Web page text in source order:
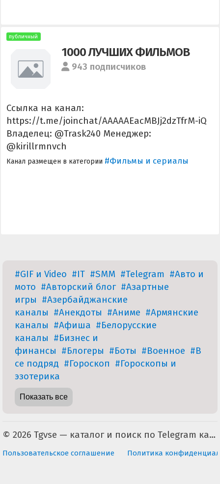
публичный
1000 ЛУЧШИХ ФИЛЬМОВ
943 подписчиков
Ссылка на канал:
https://t.me/joinchat/AAAAAEacMBJj2dzTfrM-iQ
Владелец: @Trask240 Менеджер:
@kirillrmnvch
Канал размещен в категории #Фильмы и сериалы
#GIF и Video #IT #SMM #Telegram #Авто и
мото #Авторский блог #Азартные
игры #Азербайджанские
каналы #Анекдоты #Аниме #Армянские
каналы #Афиша #Белорусские
каналы #Бизнес и
финансы #Блогеры #Боты #Военное #В
се подряд #Гороскоп #Гороскопы и
эзотерика
Показать все
© 2026 Tgvse — каталог и поиск по Telegram каналам (неофициальный). По всем вопросам пишите на tgvse.ru@gmail.com
Пользовательское соглашение Политика